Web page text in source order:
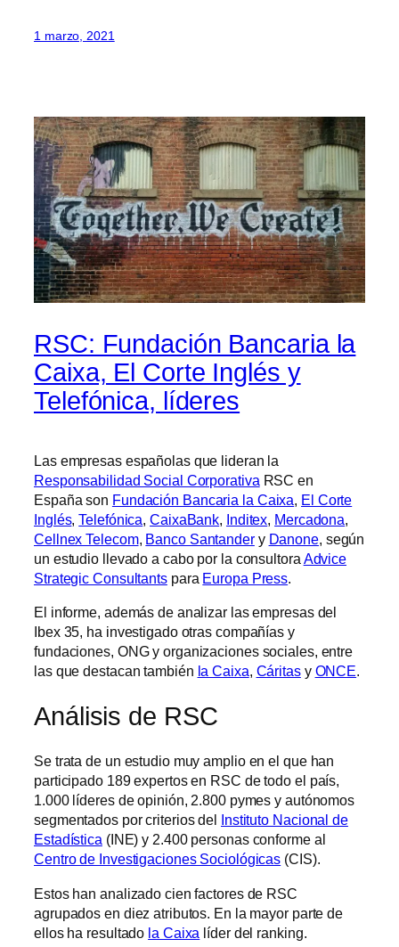
1 marzo, 2021
RSC: Fundación Bancaria la
Caixa, El Corte Inglés y
Telefónica, líderes
Las empresas españolas que lideran la
Responsabilidad Social Corporativa RSC en
España son Fundación Bancaria la Caixa, El Corte
Inglés,Telefónica,CaixaBank, Inditex, Mercadona,
Cellnex Telecom, Banco Santandery Danone, según
un estudio llevado a cabo por la consultora Advice
Strategic Consultantspara Europa Press.
El informe, además de analizar las empresas del
Ibex 35, ha investigado otras compañías y
fundaciones, ONG y organizaciones sociales, entre
las que destacan también la Caixa, Cáritasy ONCE.
Análisis de RSC
Se trata de un estudio muy amplio en el que han
participado 189 expertos en RSC de todo el país,
1.000 líderes de opinión, 2.800 pymes y autónomos
segmentados por criterios del Instituto Nacional de
Estadística (INE) y 2.400 personas conforme al
Centro de Investigaciones Sociológicas (CIS).
Estos han analizado cien factores de RSC
agrupados en diez atributos. En la mayor parte de
ellos ha resultado la Caixa líder del ranking.